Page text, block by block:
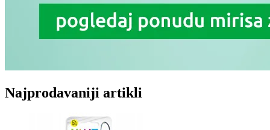
Najprodavaniji artikli